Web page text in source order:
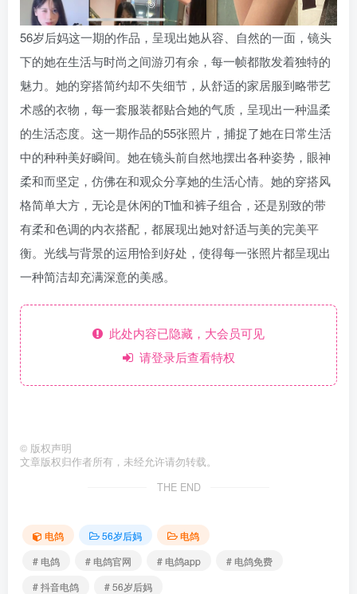
56岁后妈这一期的作品，呈现出她从容、自然的一面，镜头
下的她在生活与时尚之间游刃有余，每一帧都散发着独特的
魅力。她的穿搭简约却不失细节，从舒适的家居服到略带艺
术感的衣物，每一套服装都贴合她的气质，呈现出一种温柔
的生活态度。这一期作品的55张照片，捕捉了她在日常生活
中的种种美好瞬间。她在镜头前自然地摆出各种姿势，眼神
柔和而坚定，仿佛在和观众分享她的生活心情。她的穿搭风
格简单大方，无论是休闲的T恤和裤子组合，还是别致的带
有柔和色调的内衣搭配，都展现出她对舒适与美的完美平
衡。光线与背景的运用恰到好处，使得每一张照片都呈现出
一种简洁却充满深意的美感。
此处内容已隐藏，大会员可见
请登录后查看特权
© 版权声明
文章版权归作者所有，未经允许请勿转载。
THE END
电鸽 56岁后妈
电鸽
# 电鸽
# 电鸽官网 # 电鸽app
# 电鸽免费
# 抖音电鸽
# 56岁后妈